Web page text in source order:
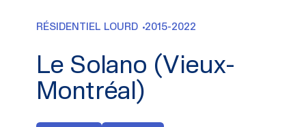
RÉSIDENTIEL LOURD 2015-2022
Le Solano (Vieux-
Montréal)